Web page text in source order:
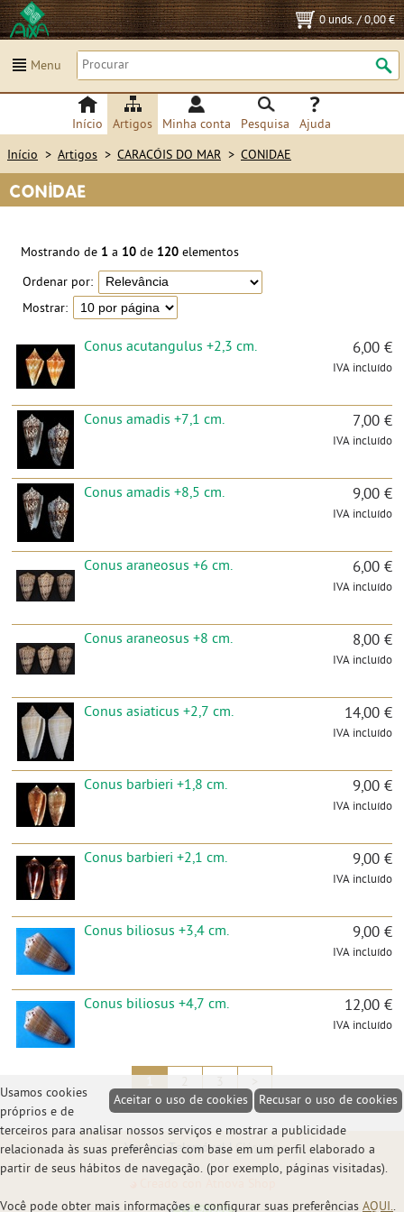
0 unds./0,00 €
Menu
Início Artigos Minha conta Pesquisa Ajuda
Início > Artigos > CARACÓIS DO MAR > CONIDAE
CONIDAE
Mostrando de 1 a 10 de 120 elementos
Ordenar por:
Mostrar:
Conus acutangulus +2,3 cm. 6,00 €
IVA incluído
Conus amadis +7,1 cm. 7,00 €
IVA incluído
Conus amadis +8,5 cm. 9,00 €
IVA incluído
Conus araneosus +6 cm. 6,00 €
IVA incluído
Conus araneosus +8 cm. 8,00 €
IVA incluído
Conus asiaticus +2,7 cm. 14,00 €
IVA incluído
Conus barbieri +1,8 cm. 9,00 €
IVA incluído
Conus barbieri +2,1 cm. 9,00 €
IVA incluído
Conus biliosus +3,4 cm. 9,00 €
IVA incluído
Conus biliosus +4,7 cm. 12,00 €
IVA incluído
Ver em: Telemóvel | Clássico
Recusar o uso de cookies
Aceitar o uso de cookies
Usamos cookies
próprios e de
terceiros para analisar nossos serviços e mostrar a publicidade
relacionada às suas preferências com base em um perfil elaborado a
partir de seus hábitos de navegação. (por exemplo, páginas visitadas).
Você pode obter mais informações e configurar suas preferências AQUI..